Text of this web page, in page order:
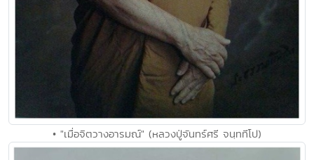
• "เมื่อจิตวางอารมณ์" (หลวงปู่จันทร์ศรี จนฺททีโป)